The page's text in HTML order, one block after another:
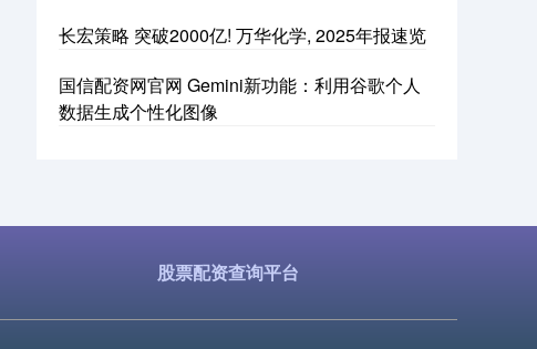
长宏策略 突破2000亿! 万华化学, 2025年报速览
国信配资网官网 Gemini新功能：利用谷歌个人
数据生成个性化图像
股票配资查询平台